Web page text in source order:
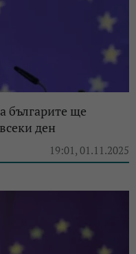
българите ще
ден
19:01, 01.11.2025